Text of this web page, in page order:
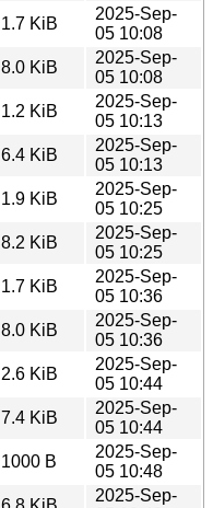
1.7 KiB
2025-Sep-
05 10:08
8.0 KiB
2025-Sep-
05 10:08
1.2 KiB
2025-Sep-
05 10:13
6.4 KiB
2025-Sep-
05 10:13
1.9 KiB
2025-Sep-
05 10:25
8.2 KiB
2025-Sep-
05 10:25
1.7 KiB
2025-Sep-
05 10:36
8.0 KiB
2025-Sep-
05 10:36
2.6 KiB
2025-Sep-
05 10:44
7.4 KiB
2025-Sep-
05 10:44
1000 B
2025-Sep-
05 10:48
2025-Sep-